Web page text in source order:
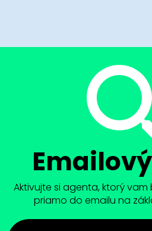
Aktivujte si agenta, ktorý
priamo do emailu na